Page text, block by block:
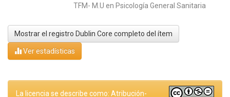
TFM- M.U en Psicología General Sanitaria
Mostrar el registro Dublin Core completo del ítem
Ver estadísticas
La licencia se describe como: Atribución-